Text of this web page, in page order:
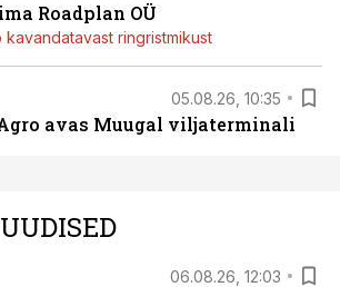
Roadplan OÜ
kavandatavast ringristmikust
05.08.26, 10:35
avas Muugal viljaterminali
06.08.26, 12:03